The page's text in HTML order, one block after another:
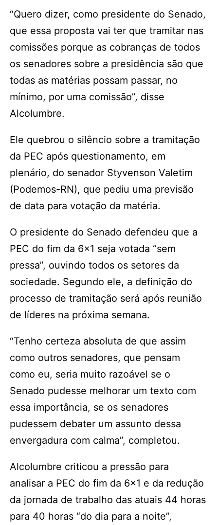
“Quero dizer, como presidente do Senado,
que essa proposta vai ter que tramitar nas
comissões porque as cobranças de todos
os senadores sobre a presidência são que
todas as matérias possam passar, no
mínimo, por uma comissão”, disse
Alcolumbre.
Ele quebrou o silêncio sobre a tramitação
da PEC após questionamento, em
plenário, do senador Styvenson Valetim
(Podemos-RN), que pediu uma previsão
de data para votação da matéria.
O presidente do Senado defendeu que a
PEC do fim da 6×1 seja votada “sem
pressa”, ouvindo todos os setores da
sociedade. Segundo ele, a definição do
processo de tramitação será após reunião
de líderes na próxima semana.
“Tenho certeza absoluta de que assim
como outros senadores, que pensam
como eu, seria muito razoável se o
Senado pudesse melhorar um texto com
essa importância, se os senadores
pudessem debater um assunto dessa
envergadura com calma”, completou.
Alcolumbre criticou a pressão para
analisar a PEC do fim da 6×1 e da redução
da jornada de trabalho das atuais 44 horas
para 40 horas “do dia para a noite”,